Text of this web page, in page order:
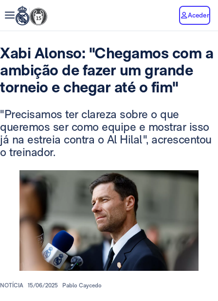
Aceder
Xabi Alonso: "Chegamos com a
ambição de fazer um grande
torneio e chegar até o fim"
"Precisamos ter clareza sobre o que
queremos ser como equipe e mostrar isso
já na estreia contra o Al Hilal", acrescentou
o treinador.
NOTÍCIA 15/06/2025 Pablo Caycedo